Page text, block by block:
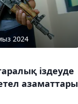
2024
іздеуде
азаматтары